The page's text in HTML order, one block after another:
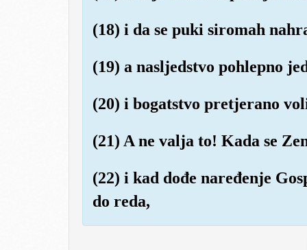
(18) i da se puki siromah
(19) a nasljedstvo pohlepno
(20) i bogatstvo pretjerano
(21) A ne valja to! Kada se
(22) i kad dođe naređenje
do reda,